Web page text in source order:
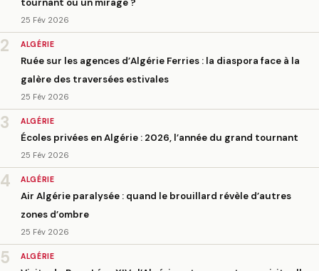
tournant ou un mirage ?
25 Fév 2026
2 ALGÉRIE
Ruée sur les agences d’Algérie Ferries : la diaspora face à la
galère des traversées estivales
25 Fév 2026
3 ALGÉRIE
Écoles privées en Algérie : 2026, l’année du grand tournant
25 Fév 2026
4 ALGÉRIE
Air Algérie paralysée : quand le brouillard révèle d’autres
zones d’ombre
25 Fév 2026
5 ALGÉRIE